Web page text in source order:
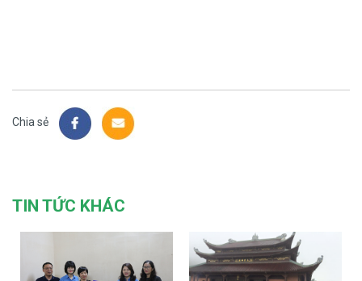
Chia sẻ
TIN TỨC KHÁC